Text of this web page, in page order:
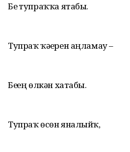
Беҙ тупраҡҡа ятабыҙ.
Тупраҡ ҡәҙерен аңламау –
Беҙҙең өлкән хатабыҙ.
Тупраҡ өсөн яналыйҡ,